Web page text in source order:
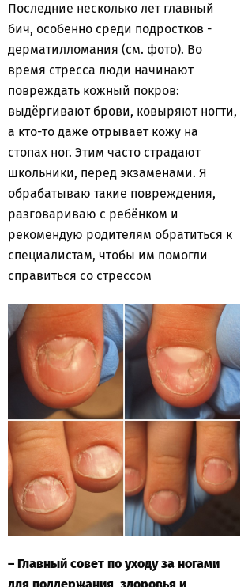
Последние несколько лет главный
бич, особенно среди подростков -
дерматилломания (см. фото). Во
время стресса люди начинают
повреждать кожный покров:
выдёргивают брови, ковыряют ногти,
а кто-то даже отрывает кожу на
стопах ног. Этим часто страдают
школьники, перед экзаменами. Я
обрабатываю такие повреждения,
разговариваю с ребёнком и
рекомендую родителям обратиться к
специалистам, чтобы им помогли
справиться со стрессом
– Главный совет по уходу за ногами